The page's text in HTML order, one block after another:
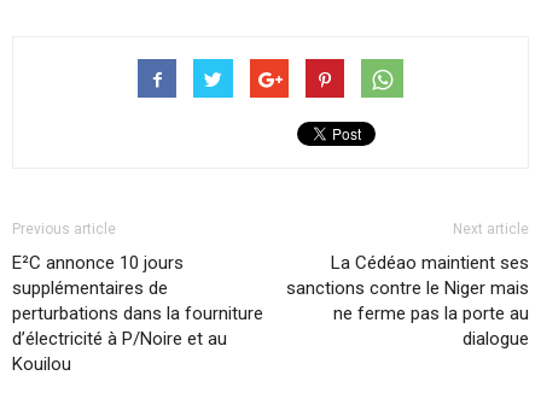
Previous article
E²C annonce 10 jours
supplémentaires de
perturbations dans la fourniture
d’électricité à P/Noire et au
Kouilou
Next article
La Cédéao maintient ses
sanctions contre le Niger mais
ne ferme pas la porte au
dialogue